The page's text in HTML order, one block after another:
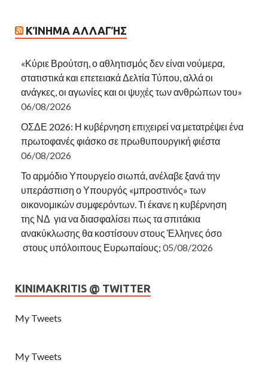
ΚΊΝΗΜΑ ΑΛΛΑΓΉΣ
«Κύριε Βρούτση, ο αθλητισμός δεν είναι νούμερα,
στατιστικά και επετειακά Δελτία Τύπου, αλλά οι
ανάγκες, οι αγωνίες και οι ψυχές των ανθρώπων του»
06/08/2026
ΟΣΔΕ 2026: Η κυβέρνηση επιχειρεί να μετατρέψει ένα
πρωτοφανές φιάσκο σε πρωθυπουργική φιέστα
06/08/2026
Το αρμόδιο Υπουργείο σιωπά, ανέλαβε ξανά την
υπεράσπιση ο Υπουργός «μπροστινός» των
οικονομικών συμφερόντων. Τι έκανε η κυβέρνηση
της ΝΔ για να διασφαλίσει πως τα σπιτάκια
ανακύκλωσης θα κοστίσουν στους Έλληνες όσο
στους υπόλοιπους Ευρωπαίους; 05/08/2026
KINIMAKRITIS @ TWITTER
My Tweets
My Tweets